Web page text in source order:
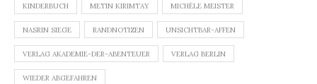
KINDERBUCH METIN KIRIMTAY MICHÈLE MEISTER
NASRIN SIEGE RANDNOTIZEN UNSICHTBAR-AFFEN
VERLAG AKADEMIE-DER-ABENTEUER VERLAG BERLIN
WIEDER ABGEFAHREN